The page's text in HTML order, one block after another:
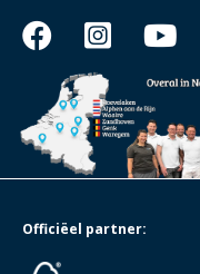
Officiëel partner: